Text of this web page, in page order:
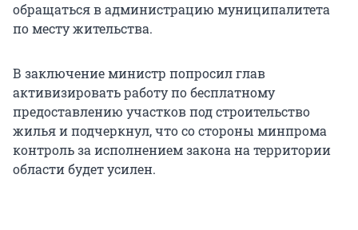
обращаться в администрацию муниципалитета
по месту жительства.
В заключение министр попросил глав
активизировать работу по бесплатному
предоставлению участков под строительство
жилья и подчеркнул, что со стороны минпрома
контроль за исполнением закона на территории
области будет усилен.